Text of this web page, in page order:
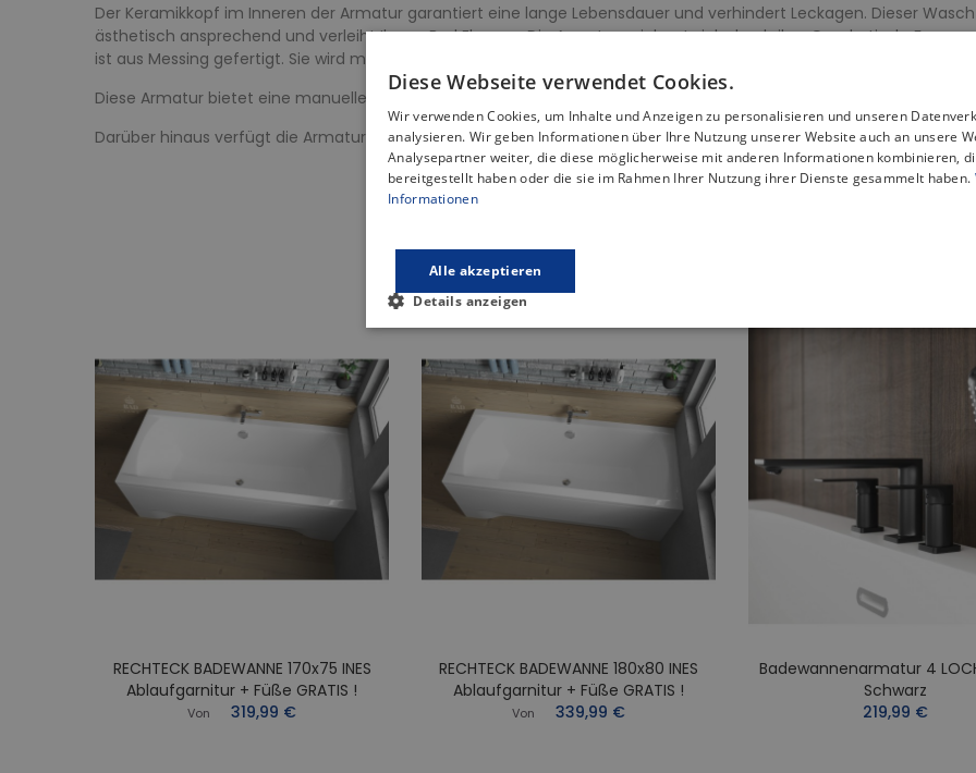
Der Keramikkopf im Inneren der Armatur garantiert eine lange Lebensdauer und verhindert Leckagen. Dieser
ästhetisch ansprechend und verleiht Ihrem Bad Eleganz. Die Armatur zeichnet sich durch ihre Quadratisch-Form
ist aus Messing gefertigt. Sie wird mit Anschlussschläuchen geliefert, die bei der Installation benötigt werden. Der
Diese Armatur bietet eine manuelle Temperaturregelung und ist für alle Waschbecken geeignet.
Darüber hinaus verfügt die Armatur über einen Click-Clack-Ablauf, mit dem das Wasser schnell und einfach
Produkt Gleiche Kategorie
RECHTECK BADEWANNE 170x75 INES
Ablaufgarnitur + Füße GRATIS !
Von 319,99 €
RECHTECK BADEWANNE 180x80 INES
Ablaufgarnitur + Füße GRATIS !
Von 339,99 €
Badewannenarmatur 4
Schwarz
219,99 €
Diese Webseite verwendet Cookies.
Wir verwenden Cookies, um Inhalte und Anzeigen zu personalisieren und unseren
analysieren. Wir geben Informationen über Ihre Nutzung unserer Website auch an unsere
Analysepartner weiter, die diese möglicherweise mit anderen Informationen kombinieren,
bereitgestellt haben oder die sie im Rahmen Ihrer Nutzung ihrer Dienste gesammelt haben.
Informationen
Alle akzeptieren
Details anzeigen